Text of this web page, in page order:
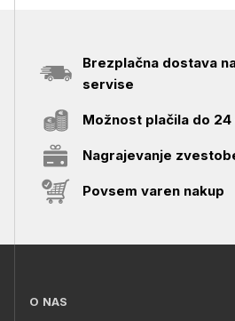
Brezplačna dostava
servise
Možnost plačila do
Nagrajevanje
Povsem varen nakup
O NAS